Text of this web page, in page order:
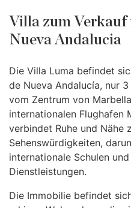
Villa zum Verkauf
Nueva Andalucia
Die Villa Luma befindet
de Nueva Andalucía, nur
vom Zentrum von
internationalen Flughafen
verbindet Ruhe und Nähe
Sehenswürdigkeiten,
internationale Schulen
Dienstleistungen.
Die Immobilie befindet